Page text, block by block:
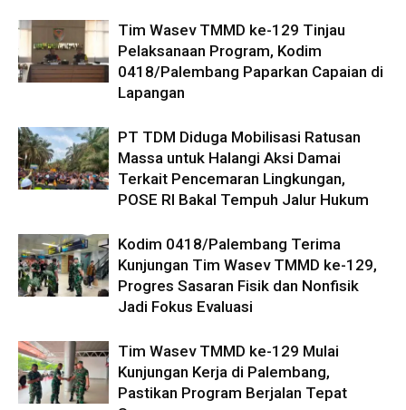
Tim Wasev TMMD ke-129 Tinjau
Pelaksanaan Program, Kodim
0418/Palembang Paparkan Capaian di
Lapangan
PT TDM Diduga Mobilisasi Ratusan
Massa untuk Halangi Aksi Damai
Terkait Pencemaran Lingkungan,
POSE RI Bakal Tempuh Jalur Hukum
Kodim 0418/Palembang Terima
Kunjungan Tim Wasev TMMD ke-129,
Progres Sasaran Fisik dan Nonfisik
Jadi Fokus Evaluasi
Tim Wasev TMMD ke-129 Mulai
Kunjungan Kerja di Palembang,
Pastikan Program Berjalan Tepat